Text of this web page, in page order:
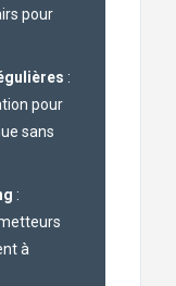
pour
:
pour
sans
:
à